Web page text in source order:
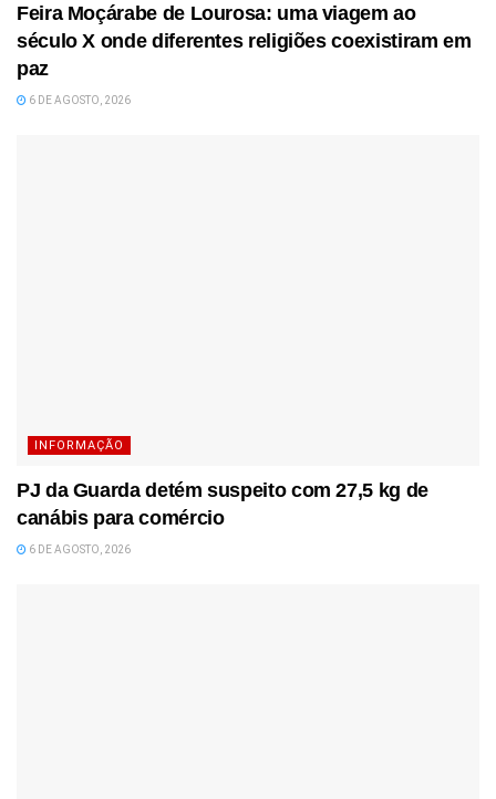
Feira Moçárabe de Lourosa: uma viagem ao
século X onde diferentes religiões coexistiram em
paz
6 DE AGOSTO, 2026
INFORMAÇÃO
PJ da Guarda detém suspeito com 27,5 kg de
canábis para comércio
6 DE AGOSTO, 2026